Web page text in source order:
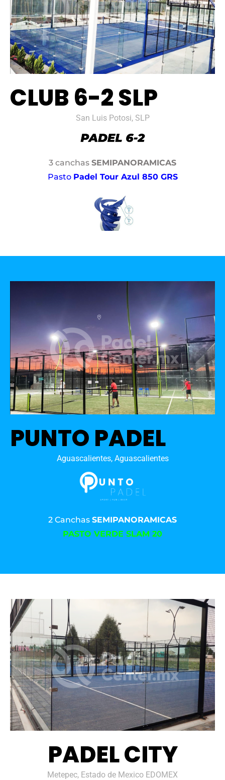
CLUB 6-2 SLP
San Luis Potosi, SLP
3 canchas SEMIPANORAMICAS
Pasto Padel Tour Azul 850 GRS
PUNTO PADEL
Aguascalientes, Aguascalientes
2 Canchas SEMIPANORAMICAS
PASTO VERDE SLAM 20
PADEL CITY
Metepec, Estado de Mexico EDOMEX